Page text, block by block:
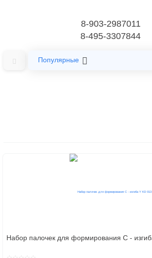
8-903-2987011
8-495-3307844
Популярные
Наборы кистей, дотов
Набор палочек для формирования С -